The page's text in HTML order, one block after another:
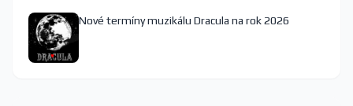
Nové termíny muzikálu Dracula na rok 2026